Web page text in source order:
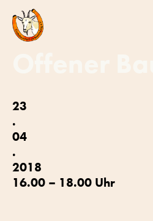
23
.
04
.
2018
16.00 – 18.00 Uhr